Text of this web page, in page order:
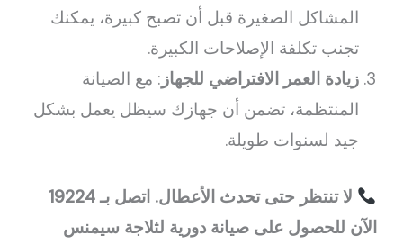
المشاكل الصغيرة قبل أن تصبح كبيرة، يمكنك
تجنب تكلفة الإصلاحات الكبيرة.
زيادة العمر الافتراضي للجهاز : مع الصيانة
المنتظمة، تضمن أن جهازك سيظل يعمل بشكل
جيد لسنوات طويلة.
لا تنتظر حتى تحدث الأعطال. اتصل بـ 19224
الآن للحصول على صيانة دورية لثلاجة سيمنس